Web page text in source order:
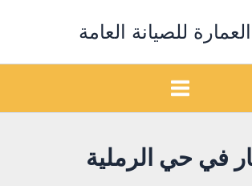
للصيانة العامة
في حي الرملية